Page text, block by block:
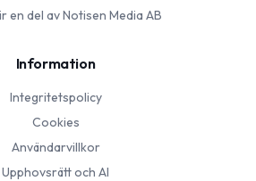
en del av Notisen Media AB
Information
Integritetspolicy
Cookies
Användarvillkor
Upphovsrätt och AI